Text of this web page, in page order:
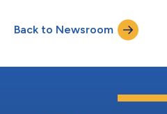
dar, wie Anleger ihre gesamten
die Performance ihres Portfolios
Back to Newsroom